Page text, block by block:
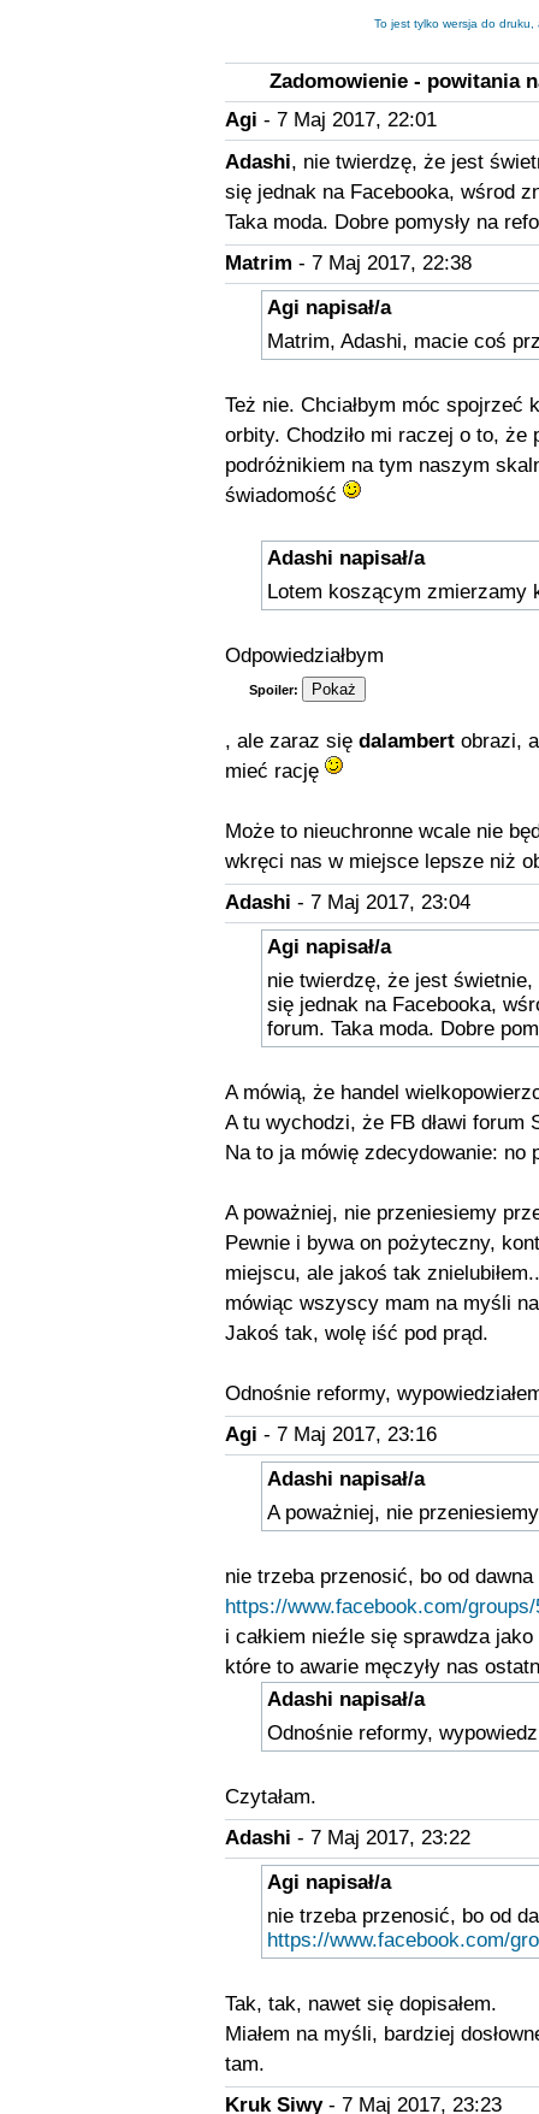
To jest tylko wersja do druku,
Zadomowienie - powitania
Agi - 7 Maj 2017, 22:01
Adashi, nie twierdzę, że jest
się jednak na Facebooka, wśrod
Taka moda. Dobre pomysły na
Matrim - 7 Maj 2017, 22:38
Agi napisał/a
Matrim, Adashi, macie coś
Też nie. Chciałbym móc
orbity. Chodziło mi raczej o to,
podróżnikiem na tym naszym
świadomość
Adashi napisał/a
Lotem koszącym zmierzamy
Odpowiedziałbym
Spoiler:
, ale zaraz się dalambertobrazi,
mieć rację
Może to nieuchronne wcale nie
wkręci nas w miejsce lepsze niż
Adashi - 7 Maj 2017, 23:04
Agi napisał/a
nie twierdzę, że jest
się jednak na Facebooka,
forum. Taka moda. Dobre
A mówią, że handel
A tu wychodzi, że FB dławi forum
Na to ja mówię zdecydowanie: no
A poważniej, nie przeniesiemy
Pewnie i bywa on pożyteczny,
miejscu, ale jakoś tak
mówiąc wszyscy mam na myśli
Jakoś tak, wolę iść pod prąd.
Odnośnie reformy,
Agi - 7 Maj 2017, 23:16
Adashi napisał/a
A poważniej, nie
nie trzeba przenosić, bo od
https://www.facebook.com/groups/
i całkiem nieźle się sprawdza
które to awarie męczyły nas
Adashi napisał/a
Odnośnie reformy,
Czytałam.
Adashi - 7 Maj 2017, 23:22
Agi napisał/a
nie trzeba przenosić, bo od
https://www.facebook.com/
Tak, tak, nawet się dopisałem.
Miałem na myśli, bardziej
tam.
Kruk Siwy- 7 Maj 2017, 23:23